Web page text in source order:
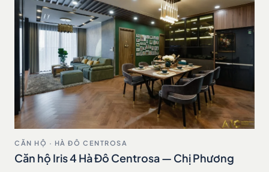
CĂN HỘ · HÀ ĐÔ CENTROSA
Căn hộ Iris 4 Hà Đô Centrosa — Chị Phương